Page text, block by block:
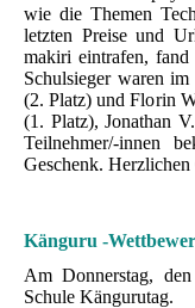
wie die Themen
letzten Preise und
makiri eintrafen, fand
Schulsieger waren
(2. Platz) und Florin
(1. Platz), Jonathan
Teilnehmer/-innen
Geschenk.
Känguru -
Am Donnerstag,
Schule Kängurutag.